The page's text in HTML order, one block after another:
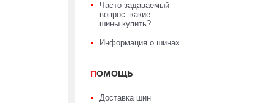
Часто задаваемый
вопрос: какие
шины купить?
Информация о шинах
ПОМОЩЬ
Доставка шин